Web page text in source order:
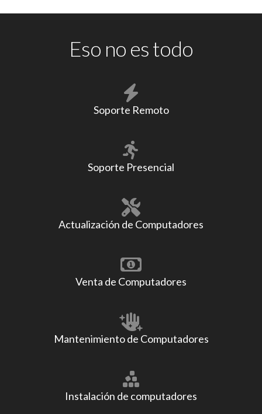
Eso no es todo
Soporte Remoto
Soporte Presencial
Actualización de Computadores
Venta de Computadores
Mantenimiento de Computadores
Instalación de computadores